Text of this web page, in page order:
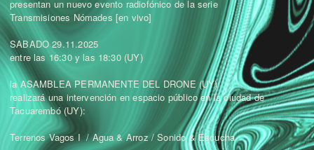
presentan un nuevo evento radiofónico de la serie
Transmisiones Nómades [en vivo]
SABADO 29.11.2025
entre las 16:30 y las 18:30 (UY)
la ASAMBLEA PERMANENTE DEL DRONE (UY)
realizará una intervención en espacio público en la ciudad de
Tacuarembó (UY):
Terrenos Vagos I / Agua & Arroz / Sonido & Escucha